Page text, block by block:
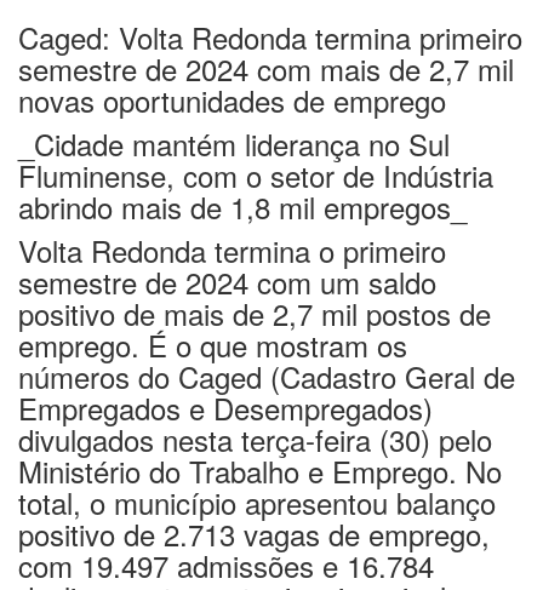
Caged: Volta Redonda termina primeiro
semestre de 2024 com mais de 2,7 mil
novas oportunidades de emprego
_Cidade mantém liderança no Sul
Fluminense, com o setor de Indústria
abrindo mais de 1,8 mil empregos_
Volta Redonda termina o primeiro
semestre de 2024 com um saldo
positivo de mais de 2,7 mil postos de
emprego. É o que mostram os
números do Caged (Cadastro Geral de
Empregados e Desempregados)
divulgados nesta terça-feira (30) pelo
Ministério do Trabalho e Emprego. No
total, o município apresentou balanço
positivo de 2.713 vagas de emprego,
com 19.497 admissões e 16.784